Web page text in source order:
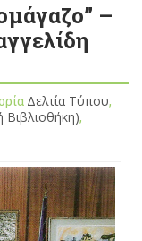
–
Δελτία Τύπου,
Βιβλιοθήκη),